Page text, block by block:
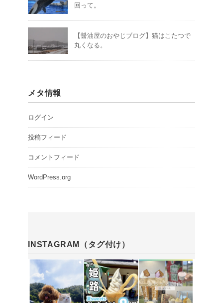
回って。
【醤油屋のおやじブログ】猫はこたつで
丸くなる。
メタ情報
ログイン
投稿フィード
コメントフィード
WordPress.org
INSTAGRAM（タグ付け）